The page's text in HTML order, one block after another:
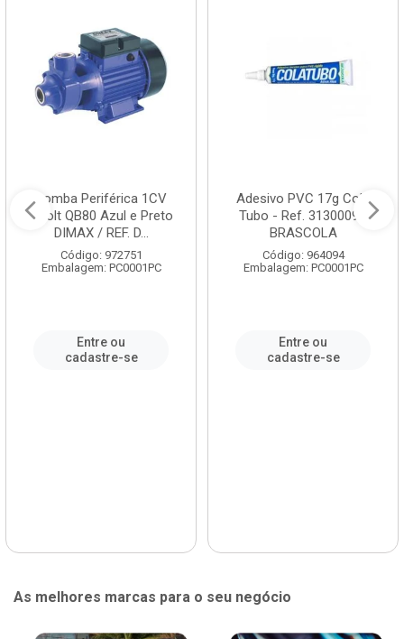
Bomba Periférica 1CV
Bivolt QB80 Azul e Preto
DIMAX / REF. D...
Código: 972751
Embalagem: PC0001PC
Entre ou
cadastre-se
Adesivo PVC 17g Cola
Tubo - Ref. 3130009 -
BRASCOLA
Código: 964094
Embalagem: PC0001PC
Entre ou
cadastre-se
As melhores marcas para o seu negócio